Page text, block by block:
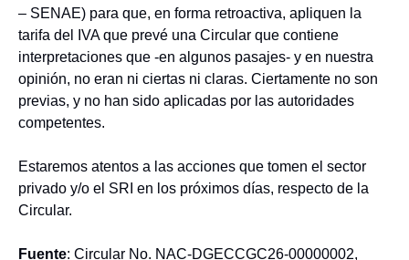
– SENAE) para que, en forma retroactiva, apliquen la
tarifa del IVA que prevé una Circular que contiene
interpretaciones que -en algunos pasajes- y en nuestra
opinión, no eran ni ciertas ni claras. Ciertamente no son
previas, y no han sido aplicadas por las autoridades
competentes.
Estaremos atentos a las acciones que tomen el sector
privado y/o el SRI en los próximos días, respecto de la
Circular.
Fuente: Circular No. NAC-DGECCGC26-00000002,